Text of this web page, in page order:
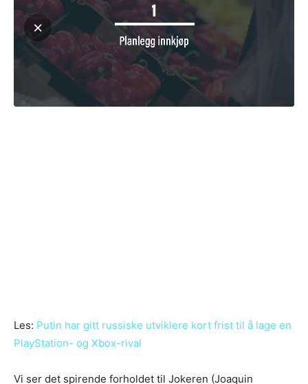
Les: Putin har gitt russiske utviklere kort frist til å lage en
PlayStation- og Xbox-rival
Vi ser det spirende forholdet til Jokeren (Joaquin